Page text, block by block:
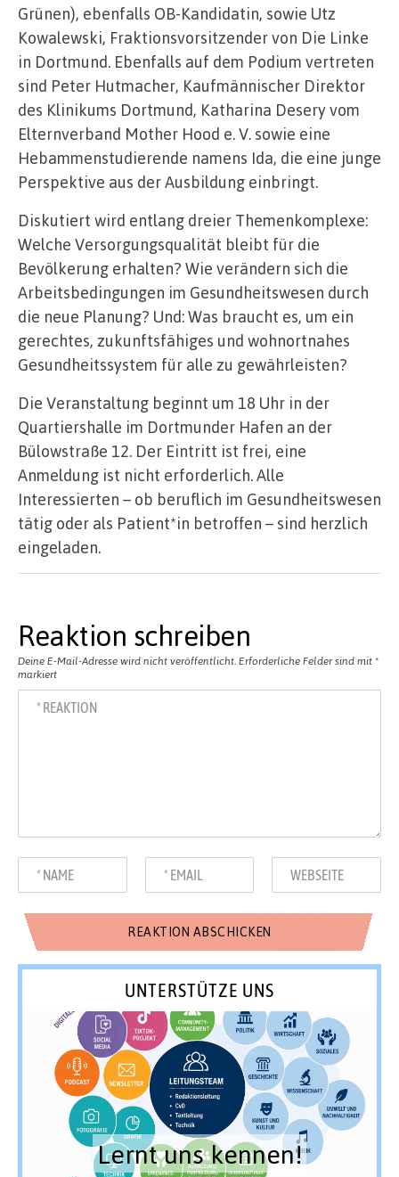
Grünen), ebenfalls OB-Kandidatin, sowie Utz
Kowalewski, Fraktionsvorsitzender von Die Linke
in Dortmund. Ebenfalls auf dem Podium vertreten
sind Peter Hutmacher, Kaufmännischer Direktor
des Klinikums Dortmund, Katharina Desery vom
Elternverband Mother Hood e. V. sowie eine
Hebammenstudierende namens Ida, die eine junge
Perspektive aus der Ausbildung einbringt.
Diskutiert wird entlang dreier Themenkomplexe:
Welche Versorgungsqualität bleibt für die
Bevölkerung erhalten? Wie verändern sich die
Arbeitsbedingungen im Gesundheitswesen durch
die neue Planung? Und: Was braucht es, um ein
gerechtes, zukunftsfähiges und wohnortnahes
Gesundheitssystem für alle zu gewährleisten?
Die Veranstaltung beginnt um 18 Uhr in der
Quartiershalle im Dortmunder Hafen an der
Bülowstraße 12. Der Eintritt ist frei, eine
Anmeldung ist nicht erforderlich. Alle
Interessierten – ob beruflich im Gesundheitswesen
tätig oder als Patient*in betroffen – sind herzlich
eingeladen.
Reaktion schreiben
Deine E-Mail-Adresse wird nicht veröffentlicht. Erforderliche Felder sind mit *
markiert
UNTERSTÜTZE UNS
Lernt uns kennen!